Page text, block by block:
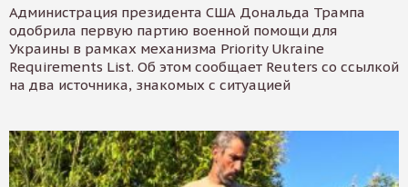
Администрация президента США Дональда Трампа
одобрила первую партию военной помощи для
Украины в рамках механизма Priority Ukraine
Requirements List. Об этом сообщает Reuters со ссылкой
на два источника, знакомых с ситуацией